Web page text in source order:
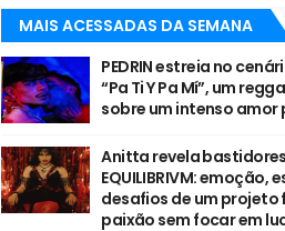
MAIS ACESSADAS DA SEMANA
PEDRIN estreia no
“Pa Ti Y Pa Mí”, um
sobre um intenso amor
Anitta revela
EQUILIBRIVM: emoção,
desafios de um projeto
paixão sem focar em